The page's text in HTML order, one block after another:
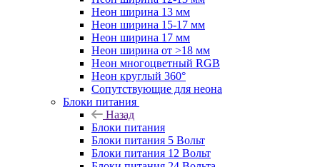
Неон ширина 13 мм
Неон ширина 15-17 мм
Неон ширина 17 мм
Неон ширина от >18 мм
Неон многоцветный RGB
Неон круглый 360°
Сопутствующие для неона
Блоки питания
Назад
Блоки питания
Блоки питания 5 Вольт
Блоки питания 12 Вольт